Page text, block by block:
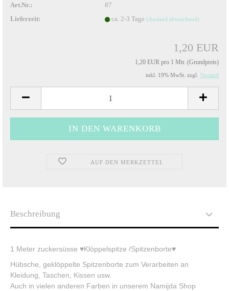
Art.Nr.:
87
Lieferzeit:
ca. 2-3 Tage (Ausland abweichend)
1,20 EUR
1,20 EUR pro 1 Mtr. (Grundpreis)
inkl. 19% MwSt. zzgl. Versand
AUF DEN MERKZETTEL
Beschreibung
1 Meter zuckersüsse ♥Klöppelspitze /Spitzenborte♥
Hübsche, geklöppelte Spitzenborte zum Verarbeiten an
Kleidung, Taschen, Kissen usw.
Auch in vielen anderen Farben in unserem Namijda Shop